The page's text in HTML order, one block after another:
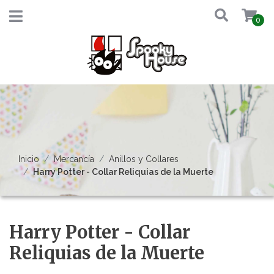
0
Inicio Mercancía
Anillos y Collares
Harry Potter - Collar Reliquias de la Muerte
Harry Potter - Collar
Reliquias de la Muerte